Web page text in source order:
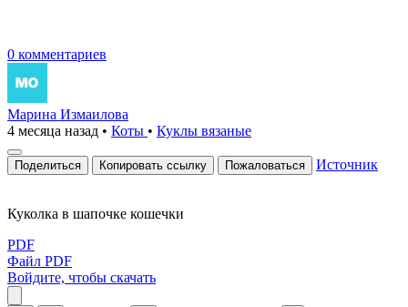
0 комментариев
Марина Измаилова
4 месяца назад • Коты • Куклы вязаные
Поделиться Копировать ссылку Пожаловаться Источник
Куколка в шапочке кошечки
PDF
Файл PDF
Войдите, чтобы скачать